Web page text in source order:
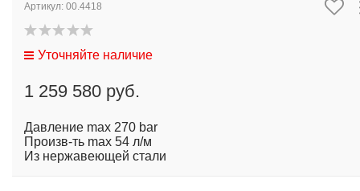
Артикул: 00.4418
Уточняйте наличие
1 259 580 руб.
Давление max 270 bar
Произв-ть max 54 л/м
Из нержавеющей стали